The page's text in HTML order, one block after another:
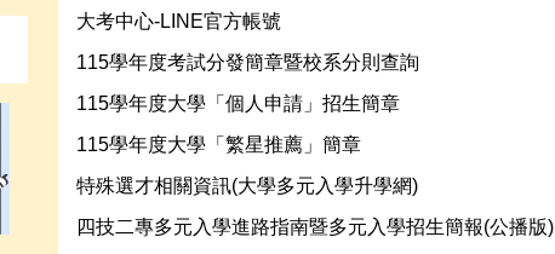
大考中心-LINE官方帳號
115學年度考試分發簡章暨校系分則查詢
115學年度大學「個人申請」招生簡章
115學年度大學「繁星推薦」簡章
特殊選才相關資訊(大學多元入學升學網)
四技二專多元入學進路指南暨多元入學招生簡報(公播版)